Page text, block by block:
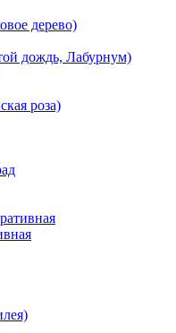
дерево)
дождь, Лабурнум)
роза)